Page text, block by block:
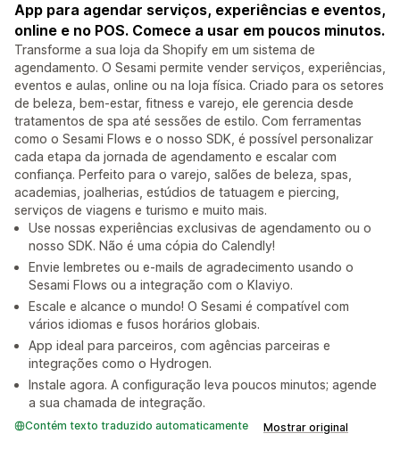
App para agendar serviços, experiências e eventos,
online e no POS. Comece a usar em poucos minutos.
Transforme a sua loja da Shopify em um sistema de
agendamento. O Sesami permite vender serviços, experiências,
eventos e aulas, online ou na loja física. Criado para os setores
de beleza, bem-estar, fitness e varejo, ele gerencia desde
tratamentos de spa até sessões de estilo. Com ferramentas
como o Sesami Flows e o nosso SDK, é possível personalizar
cada etapa da jornada de agendamento e escalar com
confiança. Perfeito para o varejo, salões de beleza, spas,
academias, joalherias, estúdios de tatuagem e piercing,
serviços de viagens e turismo e muito mais.
Use nossas experiências exclusivas de agendamento ou o
nosso SDK. Não é uma cópia do Calendly!
Envie lembretes ou e-mails de agradecimento usando o
Sesami Flows ou a integração com o Klaviyo.
Escale e alcance o mundo! O Sesami é compatível com
vários idiomas e fusos horários globais.
App ideal para parceiros, com agências parceiras e
integrações como o Hydrogen.
Instale agora. A configuração leva poucos minutos; agende
a sua chamada de integração.
Contém texto traduzido automaticamente Mostrar original